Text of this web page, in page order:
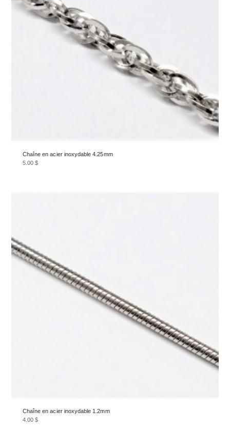
Chaîne en acier inoxydable 4.25mm
5.00$
Chaîne en acier inoxydable 1.2mm
4.00$